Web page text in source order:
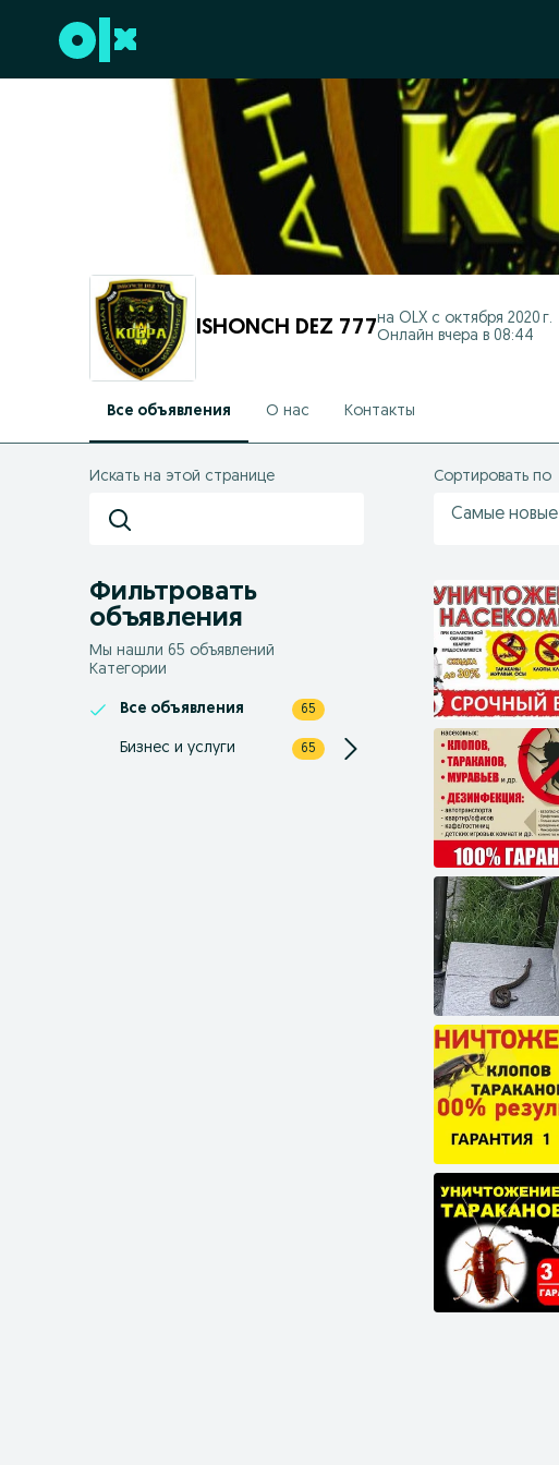
Перейти к нижнему колонтитулу
ISHONCH DEZ 777на OLX с октября 2020 г.
Онлайн вчера в 08:44
Все объявления О нас Контакты
Искать на этой странице
Фильтровать
объявления
Мы нашли 65 объявлений
Категории
Все объявления 65
Бизнес и услуги 65
Сортировать по
Самые новые